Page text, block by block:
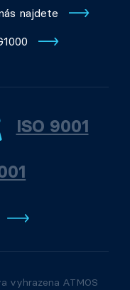
najdete
ISO 9001
vyhrazena ATMOS